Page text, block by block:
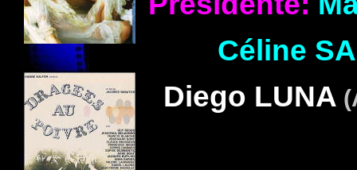
Céline
Diego LUNA